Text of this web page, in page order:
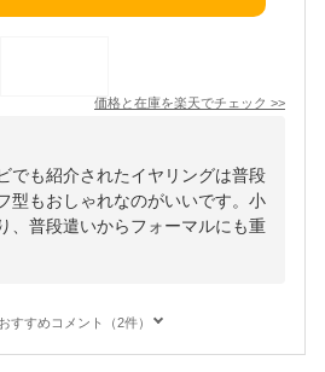
価格と在庫を楽天でチェック >>
でも紹介されたイヤリングは普段
型もおしゃれなのがいいです。小
、普段遣いからフォーマルにも重
すすめコメント（2件）